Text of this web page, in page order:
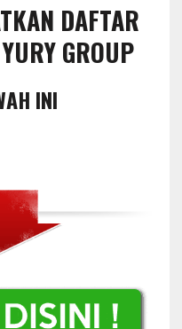
DAFTAR
GROUP
INI